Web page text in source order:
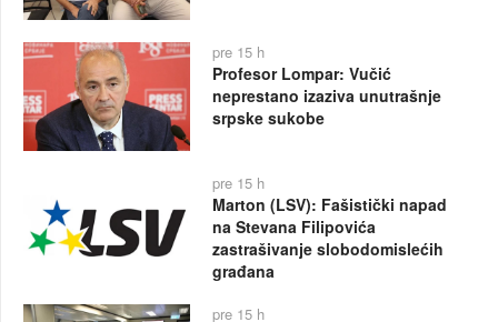
pre 15 h
Profesor Lompar: Vučić
neprestano izaziva unutrašnje
srpske sukobe
pre 15 h
Marton (LSV): Fašistički napad
na Stevana Filipovića
zastrašivanje slobodomislećih
građana
pre 15 h